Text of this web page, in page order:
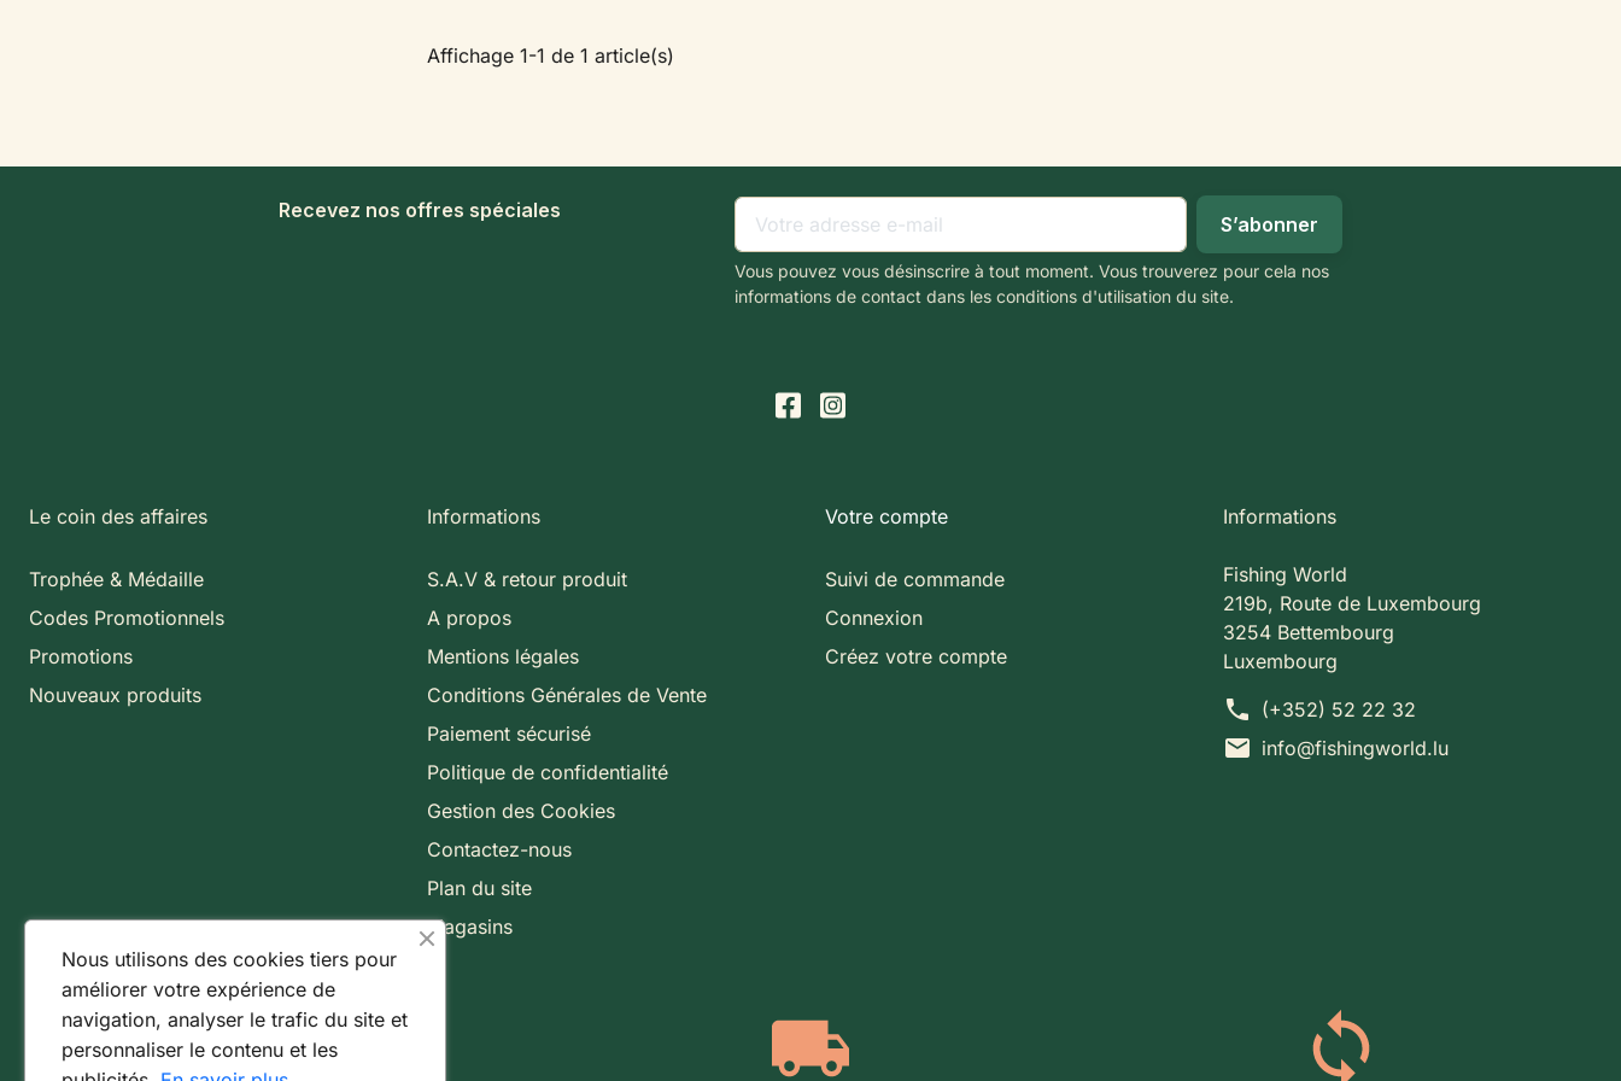
Affichage 1-1 de 1 article(s)
Recevez nos offres spéciales
Vous pouvez vous désinscrire à tout moment. Vous trouverez pour cela nos
informations de contact dans les conditions d'utilisation du site.
Le coin des affaires
Trophée & Médaille
Codes Promotionnels
Promotions
Nouveaux produits
Informations
S.A.V & retour produit
A propos
Mentions légales
Conditions Générales de Vente
Paiement sécurisé
Politique de confidentialité
Gestion des Cookies
Contactez-nous
Plan du site
Magasins
Votre compte
Suivi de commande
Connexion
Créez votre compte
Informations
Fishing World
219b, Route de Luxembourg
3254 Bettembourg
Luxembourg
phone (+352) 52 22 32
mail info@fishingworld.lu
Nous utilisons des cookies tiers pour
améliorer votre expérience de
navigation, analyser le trafic du site et
personnaliser le contenu et les